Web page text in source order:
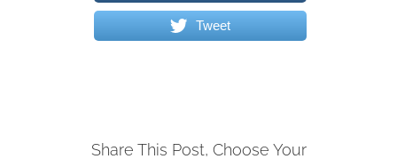
Tweet
Share This Post, Choose Your